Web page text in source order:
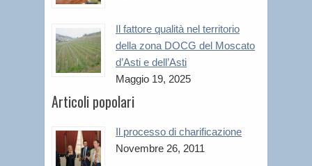
Il fattore qualità nel territorio
della zona DOCG del Moscato
d’Asti e dell’Asti
Maggio 19, 2025
Articoli popolari
Il processo di charificazione
Novembre 26, 2011